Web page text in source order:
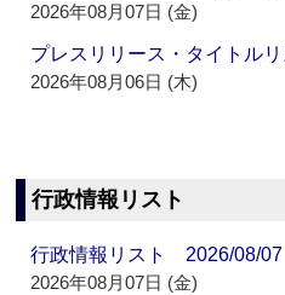
2026年08月07日 (金)
プレスリリース・タイトル
2026年08月06日 (木)
行政情報リスト
行政情報リスト 2026/08/07
2026年08月07日 (金)